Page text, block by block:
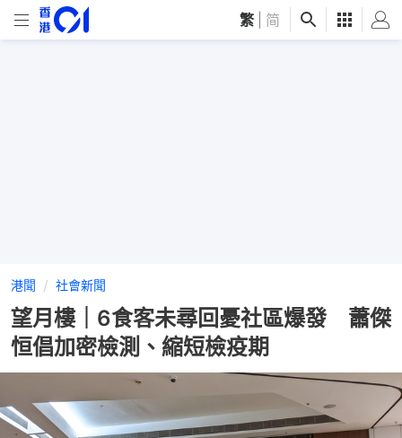
繁 简
港聞 社會新聞
望月樓｜6食客未尋回憂社區爆發 蕭傑
恒倡加密檢測、縮短檢疫期